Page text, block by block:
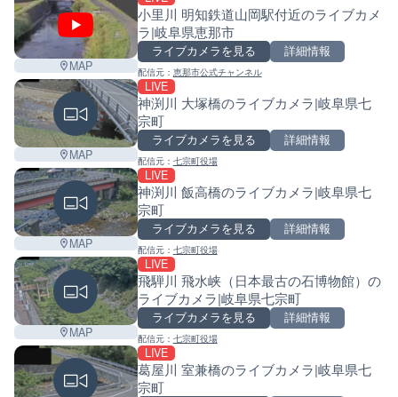
MAP
小里川 明知鉄道山岡駅付近のライブカメ
ラ|岐阜県恵那市
ライブカメラを見る 詳細情報
配信元： 恵那市公式チャンネル
MAP
LIVE
神渕川 大塚橋のライブカメラ|岐阜県七
宗町
ライブカメラを見る 詳細情報
配信元： 七宗町役場
MAP
LIVE
神渕川 飯高橋のライブカメラ|岐阜県七
宗町
ライブカメラを見る 詳細情報
配信元： 七宗町役場
MAP
LIVE
飛騨川 飛水峡（日本最古の石博物館）の
ライブカメラ|岐阜県七宗町
ライブカメラを見る 詳細情報
配信元： 七宗町役場
LIVE
葛屋川 室兼橋のライブカメラ|岐阜県七
宗町